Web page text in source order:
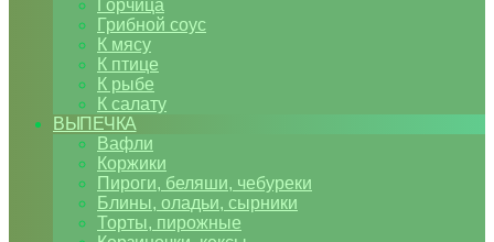
Горчица
Грибной соус
К мясу
К птице
К рыбе
К салату
ВЫПЕЧКА
Вафли
Коржики
Пироги, беляши, чебуреки
Блины, оладьи, сырники
Торты, пирожные